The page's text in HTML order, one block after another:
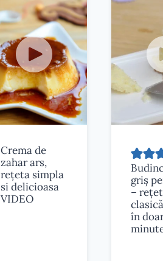
Crema de
zahar ars,
rețeta simpla
si delicioasa
VIDEO
griș
–
în